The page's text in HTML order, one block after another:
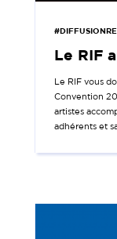
Le RIF
Le RIF vous
Convention
artistes
adhérents et